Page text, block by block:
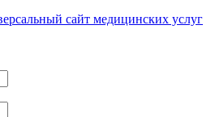
сайт медицинских услуг